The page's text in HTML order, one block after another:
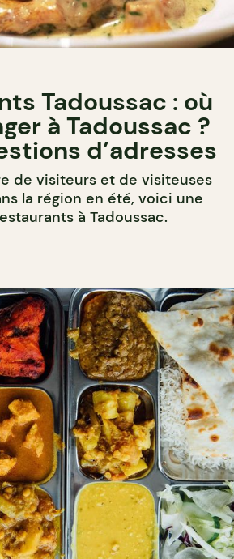
Tadoussac : où
à Tadoussac ?
d’adresses
de visiteurs et de visiteuses
la région en été, voici une
à Tadoussac.